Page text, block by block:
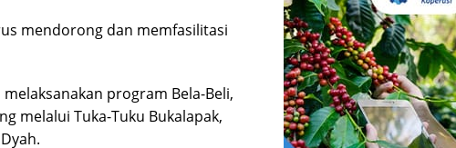
mendorong dan memfasilitasi
program Bela-Beli,
melalui Tuka-Tuku Bukalapak,